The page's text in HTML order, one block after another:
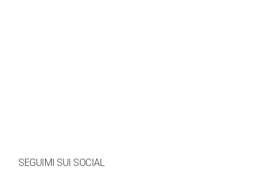
SEGUIMI SUI SOCIAL